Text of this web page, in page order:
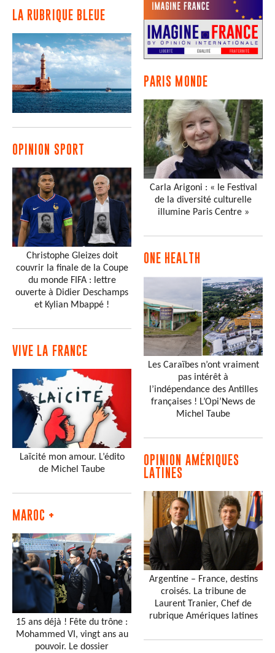
LA RUBRIQUE BLEUE
OPINION SPORT
Christophe Gleizes doit
couvrir la finale de la Coupe
du monde FIFA : lettre
ouverte à Didier Deschamps
et Kylian Mbappé !
VIVE LA FRANCE
Laïcité mon amour. L’édito
de Michel Taube
MAROC +
15 ans déjà ! Fête du trône :
Mohammed VI, vingt ans au
pouvoir. Le dossier
PARIS MONDE
Carla Arigoni : « le Festival
de la diversité culturelle
illumine Paris Centre »
ONE HEALTH
Les Caraïbes n’ont vraiment
pas intérêt à
l’indépendance des Antilles
françaises ! L’Opi’News de
Michel Taube
OPINION AMÉRIQUES
LATINES
Argentine – France, destins
croisés. La tribune de
Laurent Tranier, Chef de
rubrique Amériques latines